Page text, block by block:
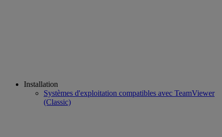
Installation
Systèmes d'exploitation compatibles avec TeamViewer
(Classic)